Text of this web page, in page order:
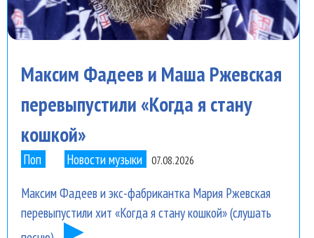
Максим Фадеев и Маша Ржевская
перевыпустили «Когда я стану
кошкой»
Поп Новости музыки 07.08.2026
Максим Фадеев и экс-фабрикантка Мария Ржевская
перевыпустили хит «Когда я стану кошкой» (слушать